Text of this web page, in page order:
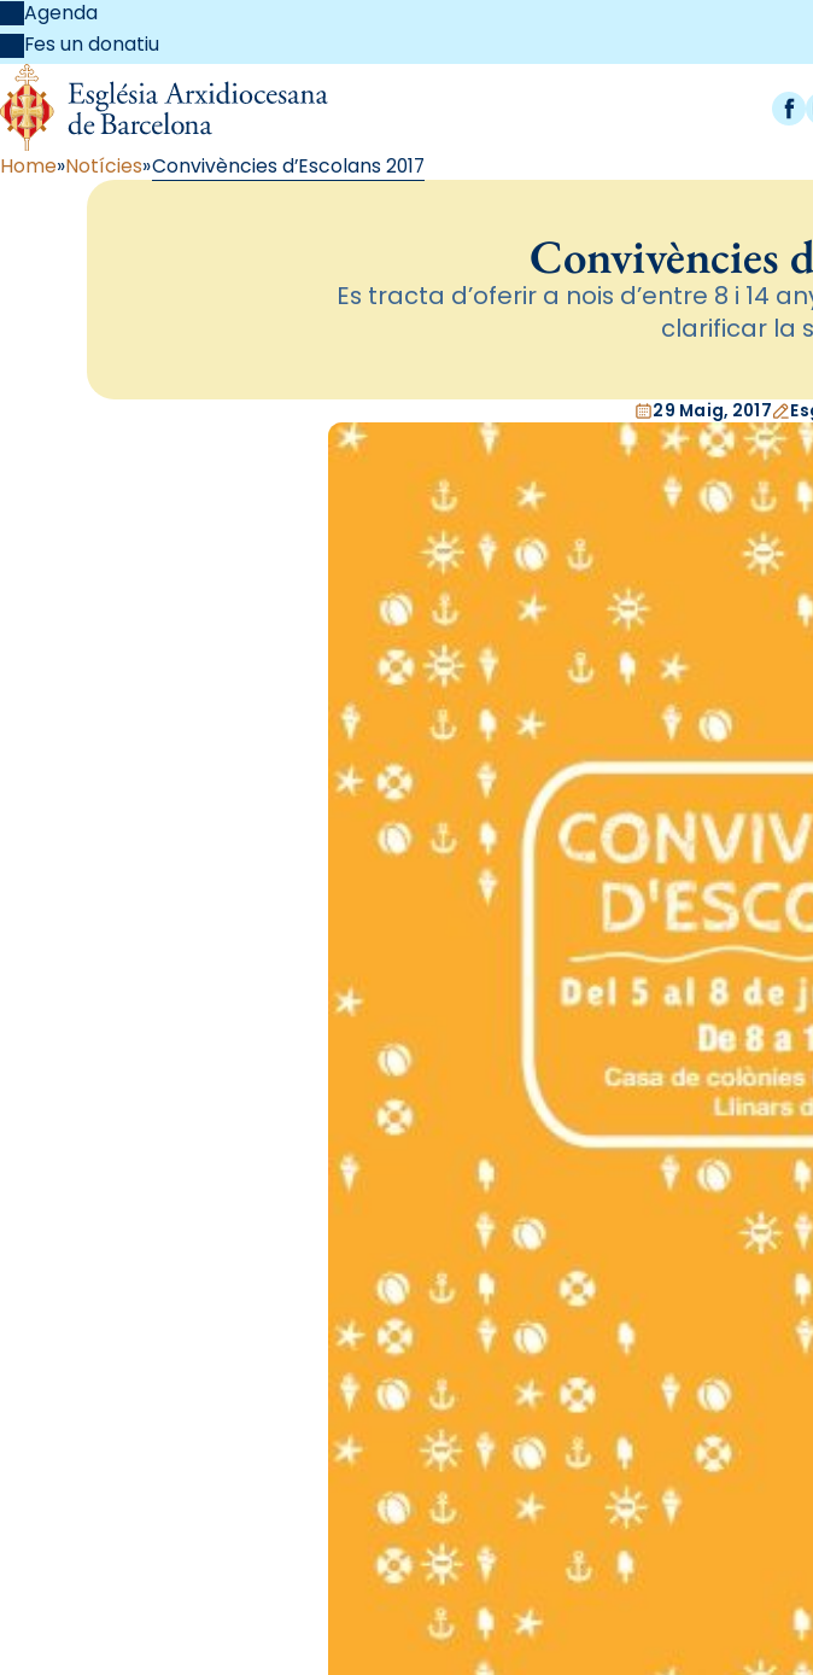
Agenda
Fes un donatiu
Home Notícies Convivències d’Escolans 2017
Convivències
Es tracta d’oferir a nois d’entre 8 i 14
clarificar la
29 Maig, 2017